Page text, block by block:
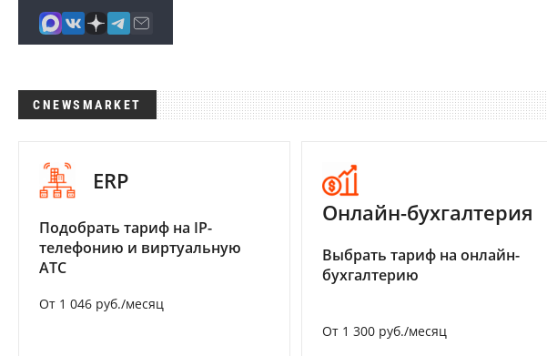
CNEWSMARKET
ERP
Подобрать тариф на IP-
телефонию и виртуальную
АТС
От 1 046 руб./месяц
Онлайн-бухгалтерия
Выбрать тариф на онлайн-
бухгалтерию
От 1 300 руб./месяц